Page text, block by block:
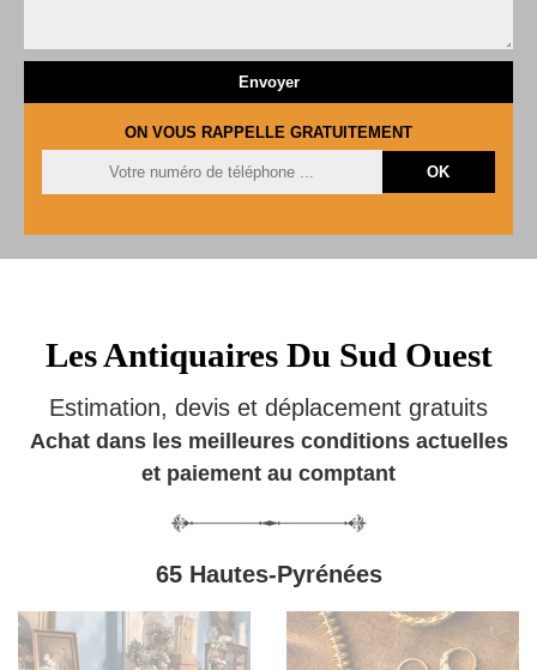
ON VOUS RAPPELLE GRATUITEMENT
Les Antiquaires Du Sud Ouest
Estimation, devis et déplacement gratuits
Achat dans les meilleures conditions actuelles
et paiement au comptant
65 Hautes-Pyrénées